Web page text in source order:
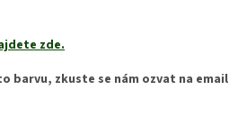
zde.
barvu, zkuste se nám ozvat na email